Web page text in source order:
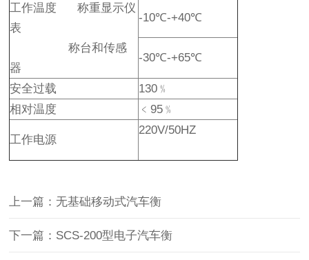
工作温度 称重显示仪
表
称台和传感
器
-10℃-+40℃
-30℃-+65℃
安全过载
130﹪
相对温度
﹤95﹪
工作电源
220V/50HZ
上一篇：无基础移动式汽车衡
下一篇：SCS-200型电子汽车衡